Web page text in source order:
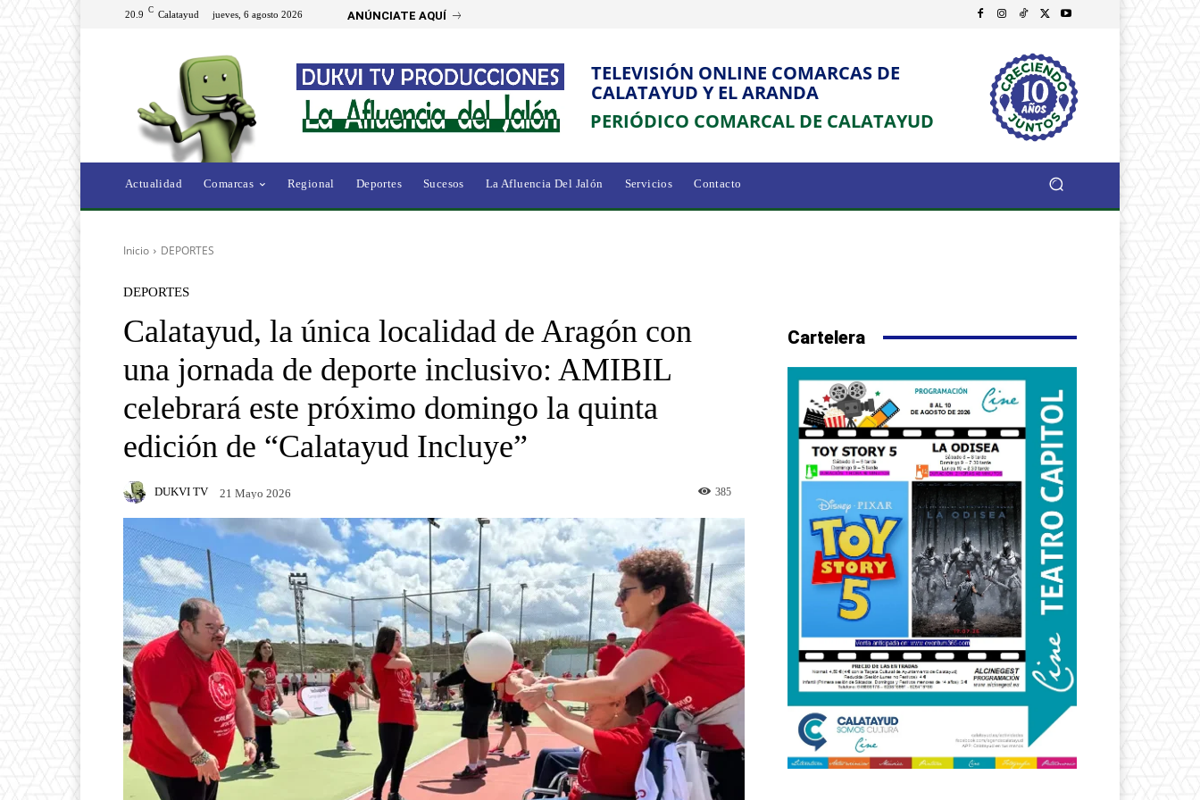
20.9 C Calatayud jueves, 6 agosto 2026 ANÚNCIATE AQUÍ
TELEVISIÓN ONLINE COMARCAS DE
CALATAYUD Y EL ARANDA
PERIÓDICO COMARCAL DE CALATAYUD
Actualidad Comarcas Regional Deportes Sucesos La Afluencia Del Jalón Servicios Contacto
Inicio DEPORTES
DEPORTES
Calatayud, la única localidad de Aragón con
una jornada de deporte inclusivo: AMIBIL
celebrará este próximo domingo la quinta
edición de “Calatayud Incluye”
DUKVI TV 21 Mayo 2026 385
Cartelera